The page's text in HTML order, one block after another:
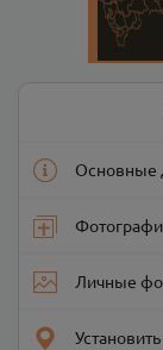
Основные
Личные